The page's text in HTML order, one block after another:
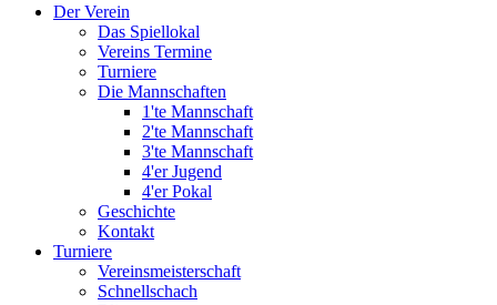
Der Verein
Das Spiellokal
Vereins Termine
Turniere
Die Mannschaften
1'te Mannschaft
2'te Mannschaft
3'te Mannschaft
4'er Jugend
4'er Pokal
Geschichte
Kontakt
Turniere
Vereinsmeisterschaft
Schnellschach